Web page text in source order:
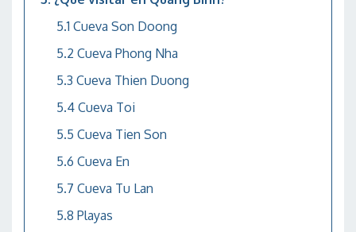
Cueva Son Doong
Cueva Phong Nha
Cueva Thien Duong
Cueva Toi
Cueva Tien Son
Cueva En
Cueva Tu Lan
Playas